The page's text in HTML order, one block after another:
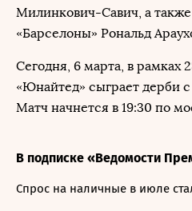
Милинкович-Савич, а
«Барселоны» Рональд
Сегодня, 6 марта, в рамках
«Юнайтед» сыграет дерби
Матч начнется в 19:30 по
В подписке «Ведомости
Спрос на наличные в июле